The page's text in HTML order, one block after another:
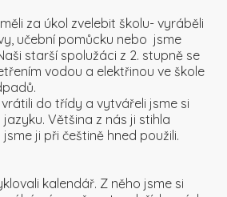
za úkol zvelebit školu- vyráběli
učební pomůcku nebo jsme
starší spolužáci z 2. stupně se
vodou a elektřinou ve škole
do třídy a vytvářeli jsme si
Většina z nás ji stihla
ji při češtině hned použili.
kalendář. Z něho jsme si